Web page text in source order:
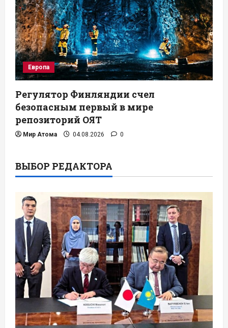
Европа
Регулятор Финляндии счел
безопасным первый в мире
репозиторий ОЯТ
Мир Атома 04.08.2026 0
ВЫБОР РЕДАКТОРА